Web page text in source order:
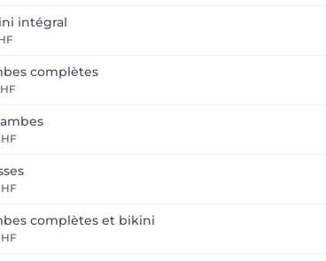
intégral
complètes
complètes et bikini